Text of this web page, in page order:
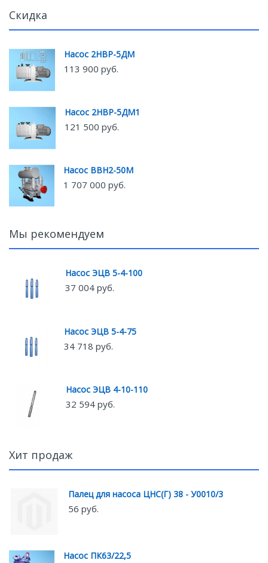
Скидка
Насос 2НВР-5ДМ
113 900 руб.
Насос 2НВР-5ДМ1
121 500 руб.
Насос ВВН2-50М
1 707 000 руб.
Мы рекомендуем
Насос ЭЦВ 5-4-100
37 004 руб.
Насос ЭЦВ 5-4-75
34 718 руб.
Насос ЭЦВ 4-10-110
32 594 руб.
Хит продаж
Палец для насоса ЦНС(Г) 38 - У0010/3
56 руб.
Насос ПК63/22,5